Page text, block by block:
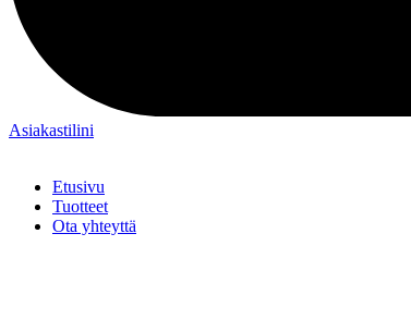
Asiakastilini
Etusivu
Tuotteet
Ota yhteyttä